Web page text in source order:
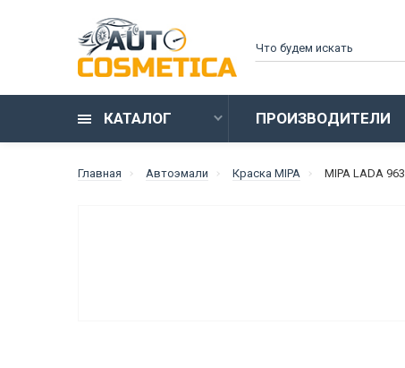
КАТАЛОГ ПРОИЗВОДИТЕЛИ
Главная Автоэмали Краска MIPA MIPA LADA 963